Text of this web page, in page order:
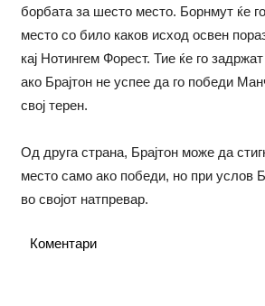
борбата за шесто место. Борнмут ќе
место со било каков исход освен
кај Нотингем Форест. Тие ќе го
ако Брајтон не успее да го победи
свој терен.
Од друга страна, Брајтон може да
место само ако победи, но при услов
во својот натпревар.
Коментари